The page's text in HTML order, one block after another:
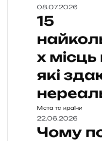
08.07.2026
15
х
які
Міста та країни
22.06.2026
Чому